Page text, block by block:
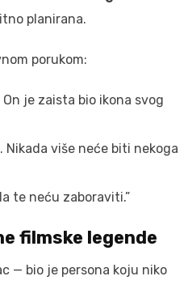
planirana.
porukom:
je zaista bio ikona svog
Nikada više neće biti nekoga
te neću zaboraviti.”
filmske legende
— bio je persona koju niko